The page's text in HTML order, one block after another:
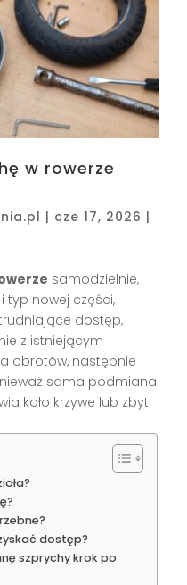
w rowerze
| cze 17, 2026 |
samodzielnie,
typ nowej części,
dostęp,
z istniejącym
obrotów, następnie
sama podmiana
koło krzywe lub zbyt
dostęp?
szprychy krok po